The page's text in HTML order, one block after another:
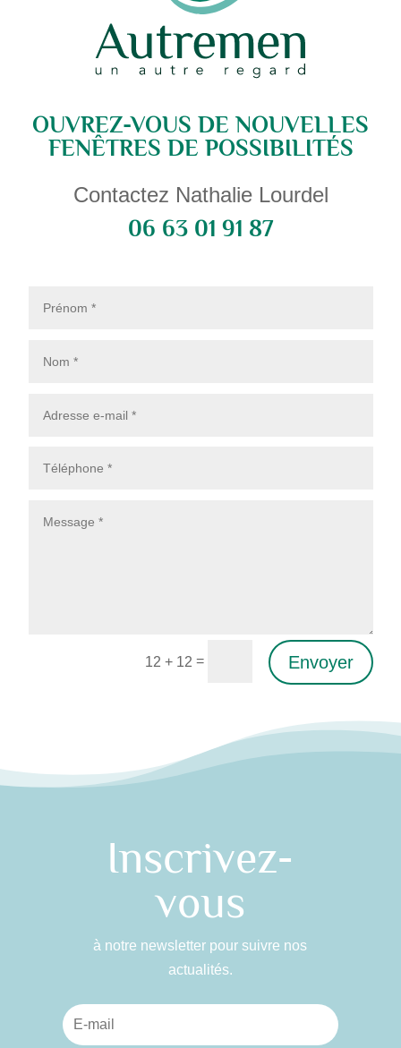
OUVREZ-VOUS DE NOUVELLES
FENÊTRES DE POSSIBILITÉS
Contactez Nathalie Lourdel
06 63 01 91 87
12 + 12 = Envoyer
Inscrivez-
vous
à notre newsletter pour suivre nos
actualités.